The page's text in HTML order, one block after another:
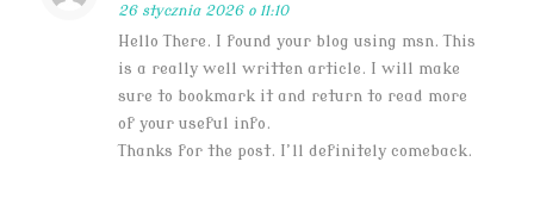
26 stycznia 2026 o 11:10
Hello There. I found your blog using msn. This
is a really well written article. I will make
sure to bookmark it and return to read more
of your useful info.
Thanks for the post. I’ll definitely comeback.